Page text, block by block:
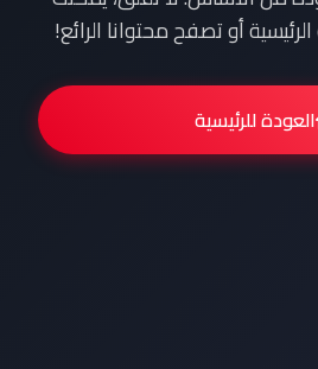
أو تصفح محتوانا الرائع!
العودة للرئيسية